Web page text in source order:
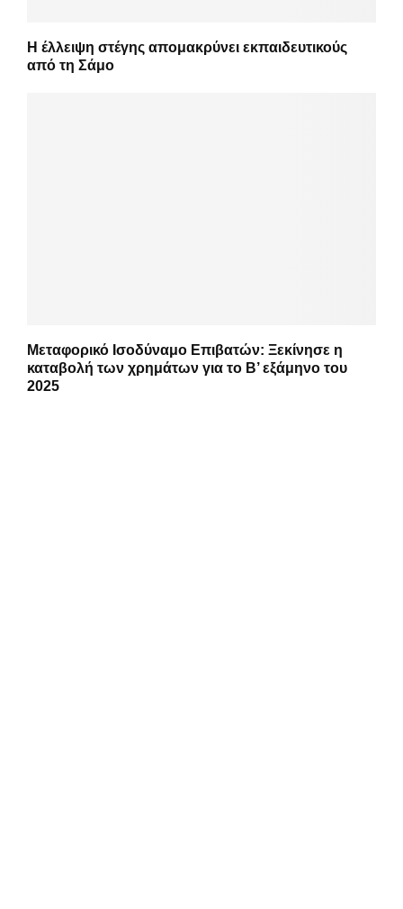
Η έλλειψη στέγης απομακρύνει εκπαιδευτικούς
από τη Σάμο
Μεταφορικό Ισοδύναμο Επιβατών: Ξεκίνησε η
καταβολή των χρημάτων για το Β’ εξάμηνο του
2025